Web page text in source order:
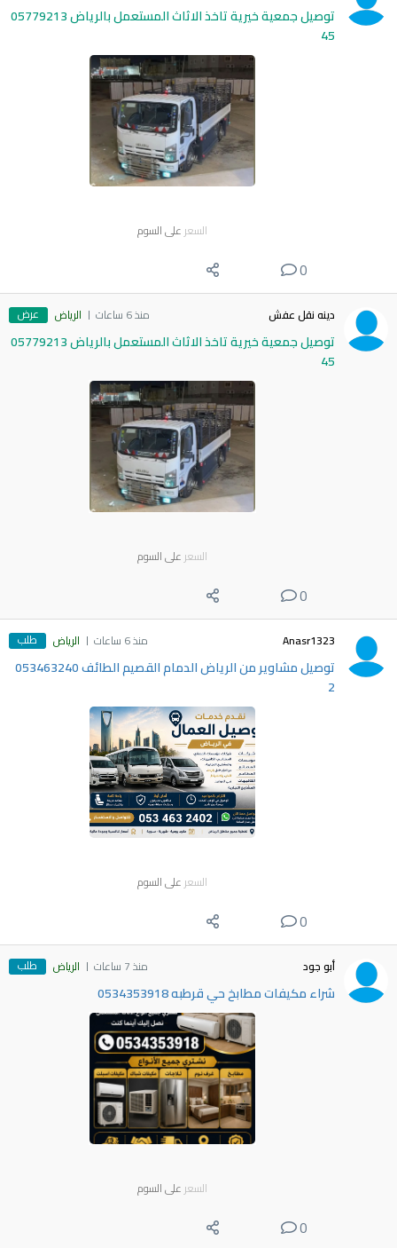
توصيل جمعية خيرية تاخذ الاثاث المستعمل بالرياض 05779213
45
السعر على السوم
0
دينه نقل عفش منذ 6 ساعات الرياض عرض
توصيل جمعية خيرية تاخذ الاثاث المستعمل بالرياض 05779213
45
السعر على السوم
0
Anasr1323 منذ 6 ساعات الرياض طلب
توصيل مشاوير من الرياض الدمام القصيم الطائف 053463240
2
السعر على السوم
0
أبو جود منذ 7 ساعات الرياض طلب
شراء مكيفات مطابخ حي قرطبه 0534353918
السعر على السوم
0